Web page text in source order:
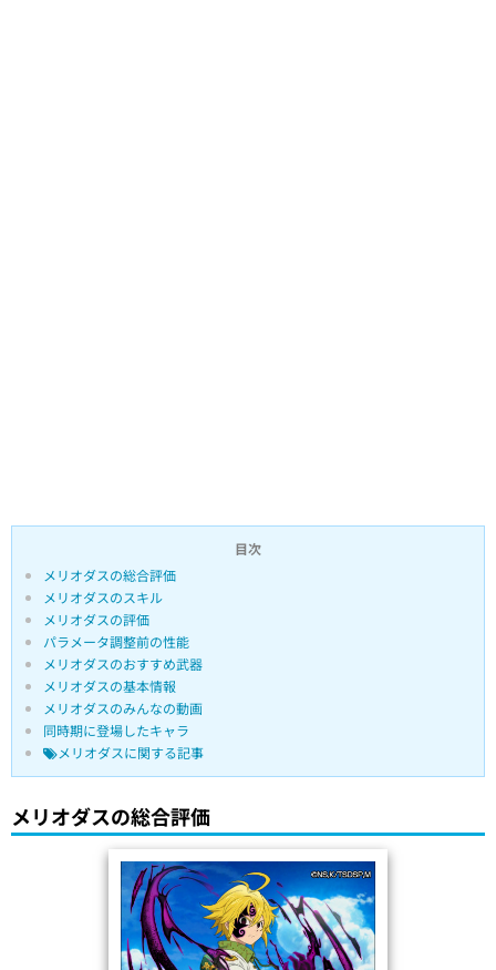
目次
メリオダスの総合評価
メリオダスのスキル
メリオダスの評価
パラメータ調整前の性能
メリオダスのおすすめ武器
メリオダスの基本情報
メリオダスのみんなの動画
同時期に登場したキャラ
メリオダスに関する記事
メリオダスの総合評価